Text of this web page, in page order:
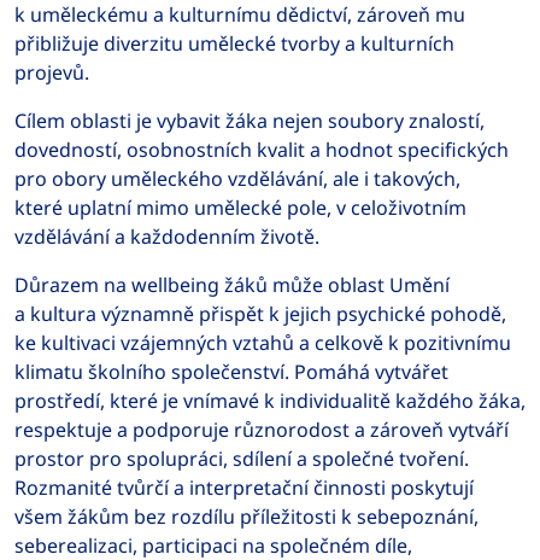
k uměleckému a kulturnímu dědictví, zároveň mu
přibližuje diverzitu umělecké tvorby a kulturních
projevů.
Cílem oblasti je vybavit žáka nejen soubory znalostí,
dovedností, osobnostních kvalit a hodnot specifických
pro obory uměleckého vzdělávání, ale i takových,
které uplatní mimo umělecké pole, v celoživotním
vzdělávání a každodenním životě.
Důrazem na wellbeing žáků může oblast Umění
a kultura významně přispět k jejich psychické pohodě,
ke kultivaci vzájemných vztahů a celkově k pozitivnímu
klimatu školního společenství. Pomáhá vytvářet
prostředí, které je vnímavé k individualitě každého žáka,
respektuje a podporuje různorodost a zároveň vytváří
prostor pro spolupráci, sdílení a společné tvoření.
Rozmanité tvůrčí a interpretační činnosti poskytují
všem žákům bez rozdílu příležitosti k sebepoznání,
seberealizaci, participaci na společném díle,